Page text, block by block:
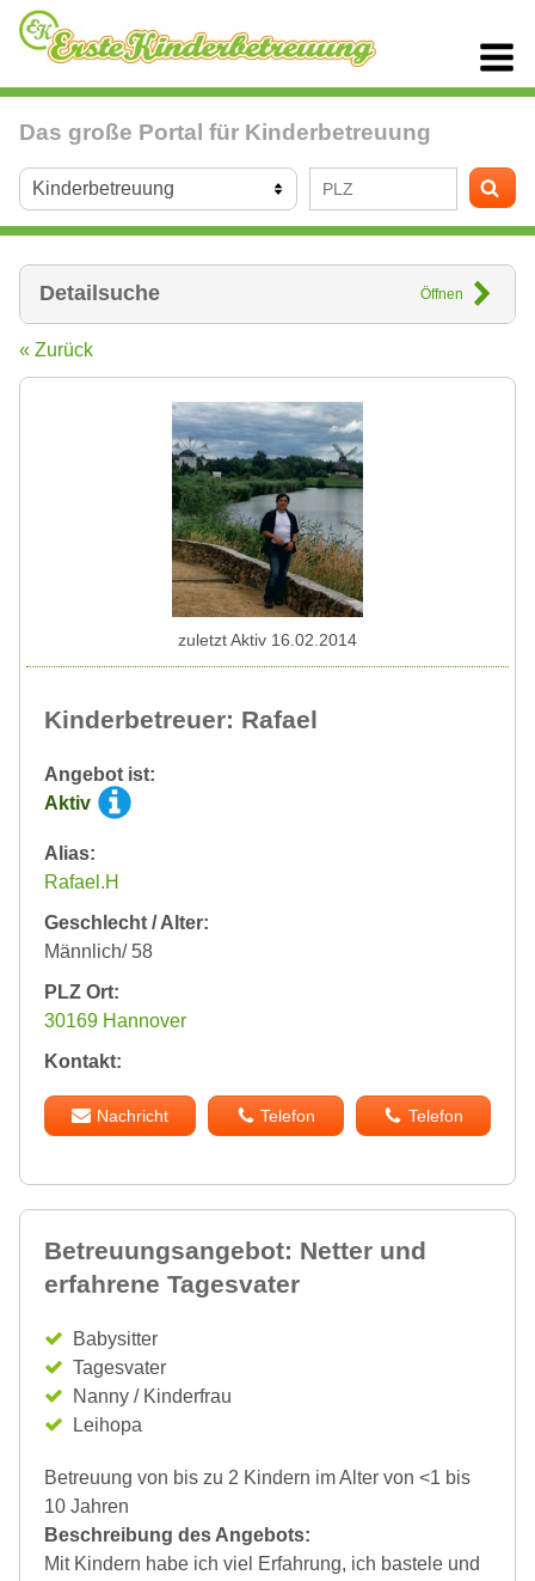
Das große Portal für Kinderbetreuung
Detailsuche Öffnen
« Zurück
Kinderbetreuer: Rafael
Angebot ist:
Aktiv
Alias:
Rafael.H
Geschlecht / Alter:
Männlich/ 58
PLZ Ort:
30169 Hannover
Kontakt:
Nachricht Telefon Telefon
zuletzt Aktiv 16.02.2014
Betreuungsangebot: Netter und
erfahrene Tagesvater
Babysitter
Tagesvater
Nanny / Kinderfrau
Leihopa
Betreuung von bis zu 2 Kindern im Alter von <1 bis
10 Jahren
Beschreibung des Angebots:
Mit Kindern habe ich viel Erfahrung, ich bastele und